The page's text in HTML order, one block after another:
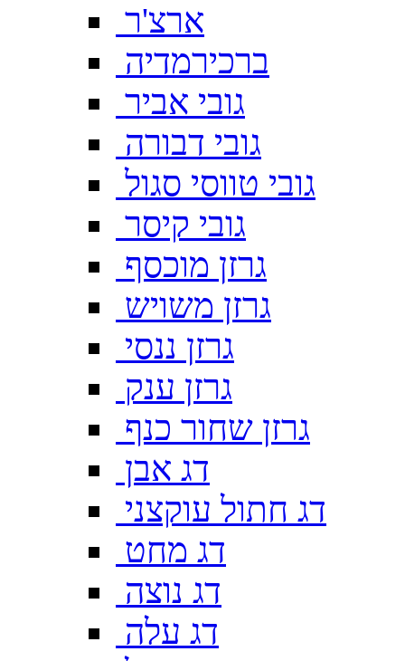
ארצ'ר
ברכירמדיה
גובי אביר
גובי דבורה
גובי טווסי סגול
גובי קיסר
גרזן מוכסף
גרזן משויש
גרזן ננסי
גרזן ענק
גרזן שחור כנף
דג אבן
דג חתול עוקצני
דג מחט
דג נוצה
דג עלה